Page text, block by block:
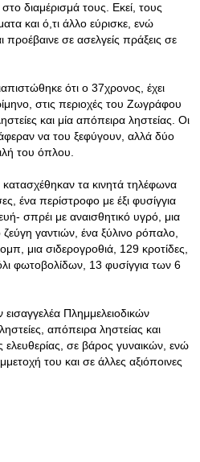
διαμέρισμά τους. Εκεί, τους
και ό,τι άλλο εύρισκε, ενώ
σε ασελγείς πράξεις σε
ότι ο 37χρονος, έχει
στις περιοχές του Ζωγράφου
και μία απόπειρα ληστείας. Οι
να του ξεφύγουν, αλλά δύο
του όπλου.
τα κινητά τηλέφωνα
ένα περίστροφο με έξι φυσίγγια
σπρέι με αναισθητικό υγρό, μια
γαντιών, ένα ξύλινο ρόπαλο,
μια σιδερογροθιά, 129 κροτίδες,
φωτοβολίδων, 13 φυσίγγια των 6
Πλημμελειοδικών
απόπειρα ληστείας και
ελευθερίας, σε βάρος γυναικών, ενώ
του και σε άλλες αξιόποινες